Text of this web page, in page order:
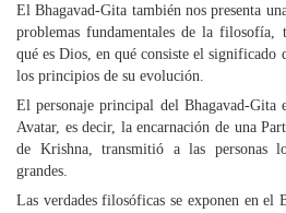
El Bhagavad-Gita también nos presenta
problemas fundamentales de la filosofía,
qué es Dios, en qué consiste el significado
los principios de su evolución.
El personaje principal del Bhagavad-
Avatar, es decir, la encarnación de una
de Krishna, transmitió a las personas
grandes.
Las verdades filosóficas se exponen en el